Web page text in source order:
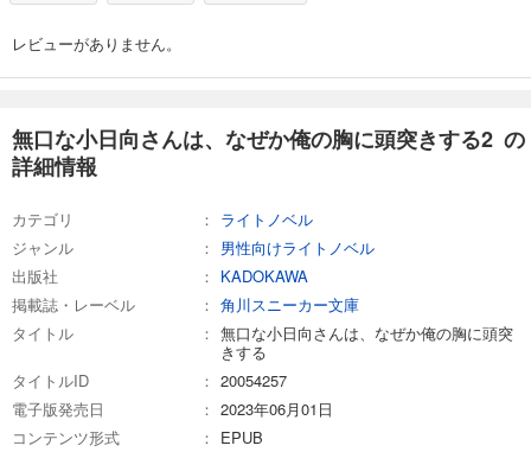
レビューがありません。
無口な小日向さんは、なぜか俺の胸に頭突きする2 の
詳細情報
カテゴリ
ライトノベル
ジャンル
男性向けライトノベル
出版社
KADOKAWA
掲載誌・レーベル
角川スニーカー文庫
タイトル
無口な小日向さんは、なぜか俺の胸に頭突
きする
タイトルID
20054257
電子版発売日
2023年06月01日
コンテンツ形式
EPUB